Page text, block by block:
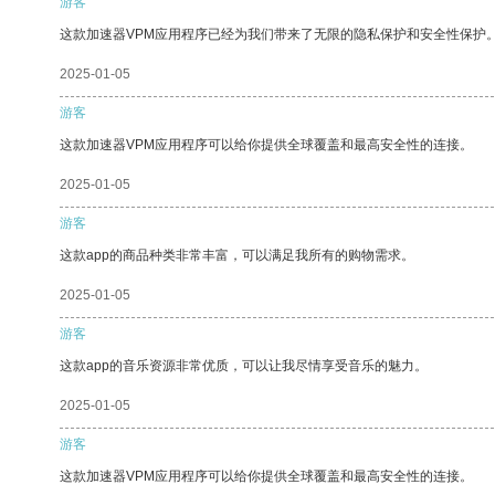
这款加速器VPM应用程序已经为我们带来了无限的隐私保护和安全性保护
2025-01-05
游客
这款加速器VPM应用程序可以给你提供全球覆盖和最高安全性的连接。
2025-01-05
游客
这款app的商品种类非常丰富，可以满足我所有的购物需求。
2025-01-05
游客
这款app的音乐资源非常优质，可以让我尽情享受音乐的魅力。
2025-01-05
游客
这款加速器VPM应用程序可以给你提供全球覆盖和最高安全性的连接。